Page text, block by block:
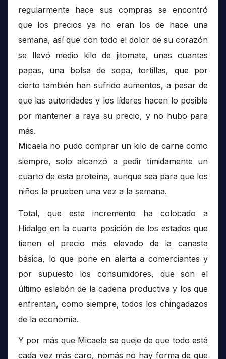
regularmente hace sus compras se encontró
que los precios ya no eran los de hace una
semana, así que con todo el dolor de su corazón
se llevó medio kilo de jitomate, unas cuantas
papas, una bolsa de sopa, tortillas, que por
cierto también han sufrido aumentos, a pesar de
que las autoridades y los líderes hacen lo posible
por mantener a raya su precio, y no hubo para
más.
Micaela no pudo comprar un kilo de carne como
siempre, solo alcanzó a pedir tímidamente un
cuarto de esta proteína, aunque sea para que los
niños la prueben una vez a la semana.
Total, que este incremento ha colocado a
Hidalgo en la cuarta posición de los estados que
tienen el precio más elevado de la canasta
básica, lo que pone en alerta a comerciantes y
por supuesto los consumidores, que son el
último eslabón de la cadena productiva y los que
enfrentan, como siempre, todos los chingadazos
de la economía.
Y por más que Micaela se queje de que todo está
cada vez más caro, nomás no hay forma de que